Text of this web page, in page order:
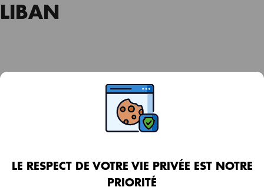
LE RESPECT DE VOTRE VIE PRIVÉE EST NOTRE
PRIORITÉ
LIBAN
Au Liban, le secteur de l’eau et de l’assainissement ne
des répercussions d’une guerre civile
qui a duré 15 ans, de deux décennies d’après-conflit en
plus de la crise multidimensionnelle. Le réseau
potable pour la consommation humaine, ce qui oblige une
grande partie de la population à consommer de l’eau non